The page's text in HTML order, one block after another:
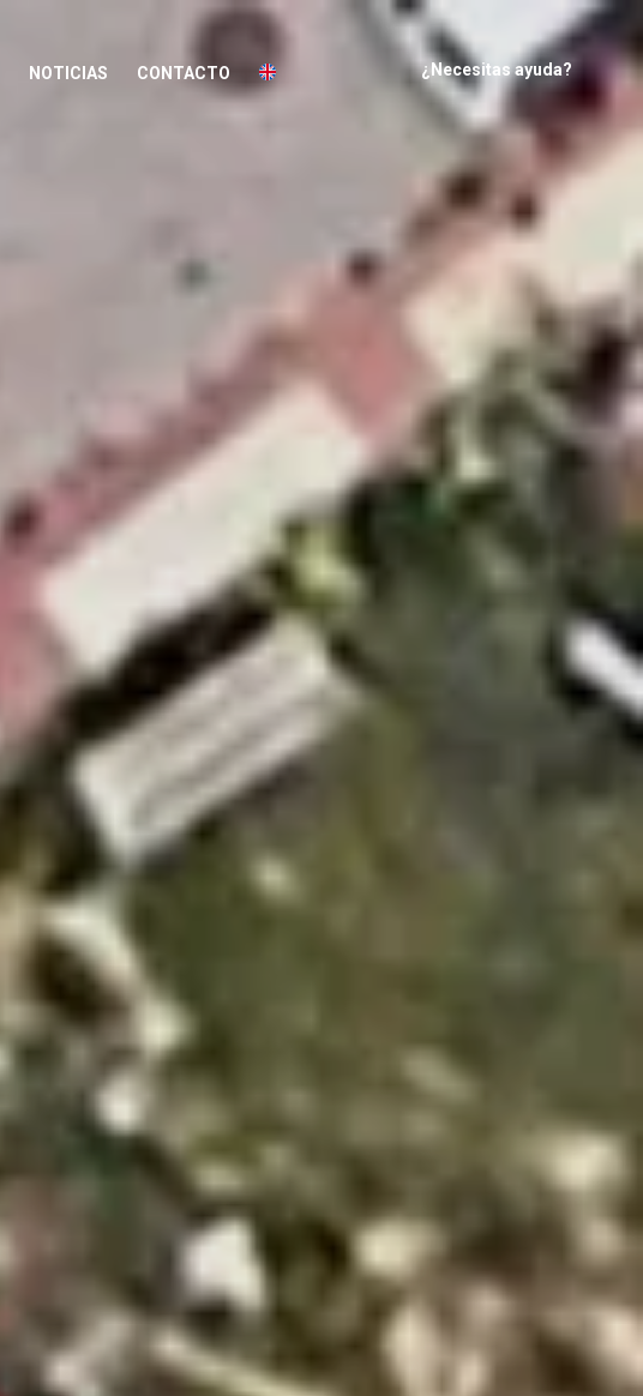
¿Necesitas ayuda?
NOTICIAS CONTACTO